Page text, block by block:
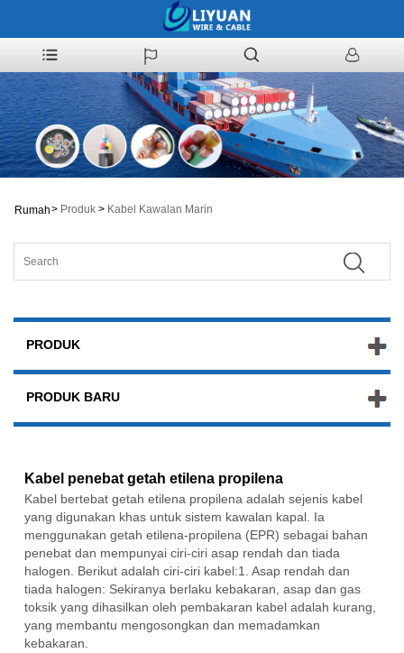
Rumah> Produk > Kabel Kawalan Marin
PRODUK
PRODUK BARU
Kabel penebat getah etilena propilena
Kabel bertebat getah etilena propilena adalah sejenis kabel
yang digunakan khas untuk sistem kawalan kapal. Ia
menggunakan getah etilena-propilena (EPR) sebagai bahan
penebat dan mempunyai ciri-ciri asap rendah dan tiada
halogen. Berikut adalah ciri-ciri kabel:1. Asap rendah dan
tiada halogen: Sekiranya berlaku kebakaran, asap dan gas
toksik yang dihasilkan oleh pembakaran kabel adalah kurang,
yang membantu mengosongkan dan memadamkan
kebakaran.